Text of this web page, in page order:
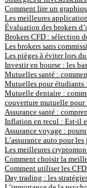
Comment lire un
Les meilleures
Évaluation des brokers
Brokers CFD : sélection
Les brokers sans
Les pièges à éviter lors
Investir en bourse : les
Mutuelles santé :
Mutuelles pour étudiants
Mutuelle dentaire :
couverture mutuelle pour
Assurance santé :
Inflation en recul : Est-il
Assurance voyage :
L’assurance auto pour
Les meilleures
Comment choisir la
Comment utiliser les
Day trading : les